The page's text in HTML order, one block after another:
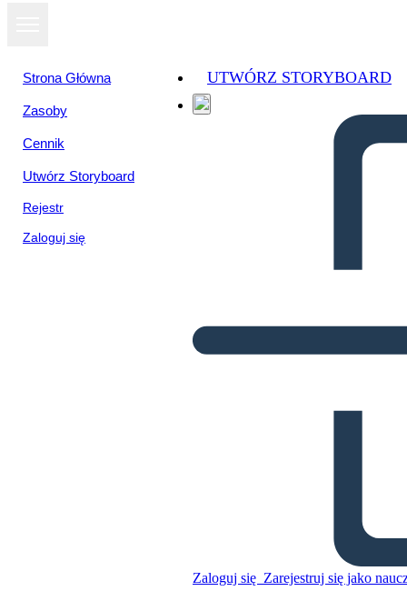
Strona Główna
Zasoby
Cennik
Utwórz Storyboard
Rejestr
Zaloguj się
UTWÓRZ STORYBOARD
Zaloguj się Zarejestruj się jako
Symbole Macbeth, Motywy i